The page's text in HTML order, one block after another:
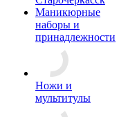
Маникюрные
наборы и
принадлежности
Ножи и
мультитулы